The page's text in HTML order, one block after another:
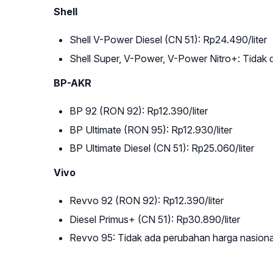
Shell
Shell V-Power Diesel (CN 51): Rp24.490/liter
Shell Super, V-Power, V-Power Nitro+: Tidak
BP-AKR
BP 92 (RON 92): Rp12.390/liter
BP Ultimate (RON 95): Rp12.930/liter
BP Ultimate Diesel (CN 51): Rp25.060/liter
Vivo
Revvo 92 (RON 92): Rp12.390/liter
Diesel Primus+ (CN 51): Rp30.890/liter
Revvo 95: Tidak ada perubahan harga